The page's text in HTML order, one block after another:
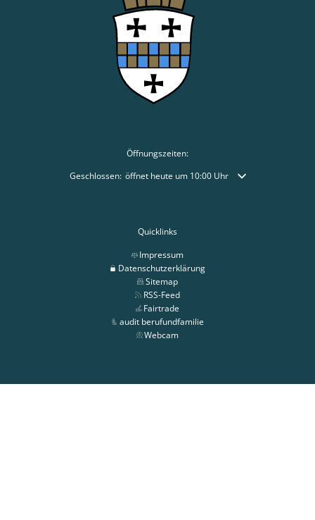
Öffnungszeiten:
Klicken, um weitere Öffnungs- oder Schließzeiten
Geschlossen: öffnet heute um 10:00 Uhr
Quicklinks
Impressum
Datenschutzerklärung
Sitemap
RSS-Feed
Fairtrade
audit berufundfamilie
Webcam